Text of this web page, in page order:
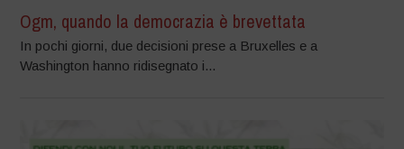
Ogm, quando la democrazia è brevettata
In pochi giorni, due decisioni prese a Bruxelles e a
Washington hanno ridisegnato i...